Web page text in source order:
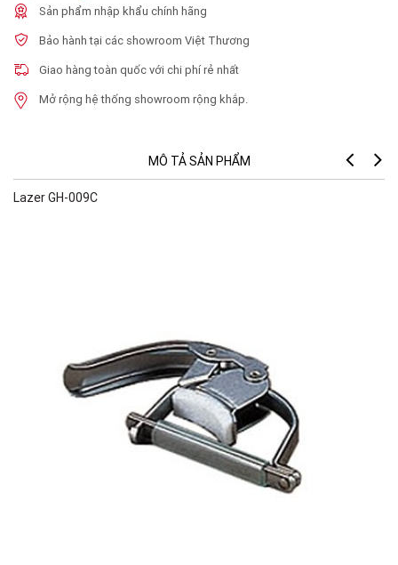
Sản phẩm nhập khẩu chính hãng
Bảo hành tại các showroom Việt Thương
Giao hàng toàn quốc với chi phí rẻ nhất
Mở rộng hệ thống showroom rộng khắp.
MÔ TẢ SẢN PHẨM
Lazer GH-009C